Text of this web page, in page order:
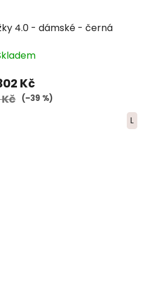
4.0 - dámské - černá
Kč
(–39 %)
L